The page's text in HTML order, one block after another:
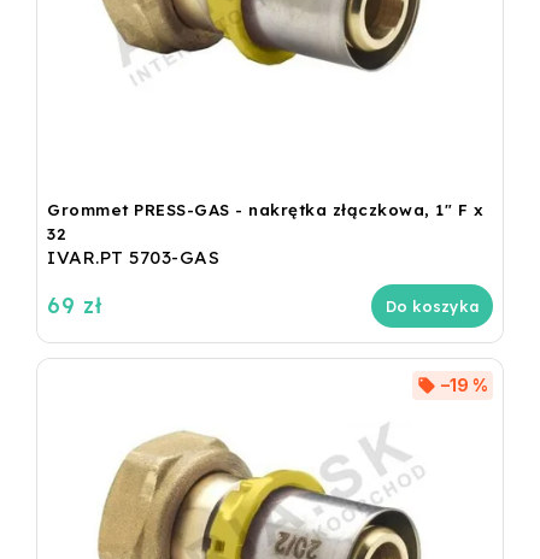
Grommet PRESS-GAS - nakrętka złączkowa, 1" F x
32
IVAR.PT 5703-GAS
69 zł Do koszyka
–19 %